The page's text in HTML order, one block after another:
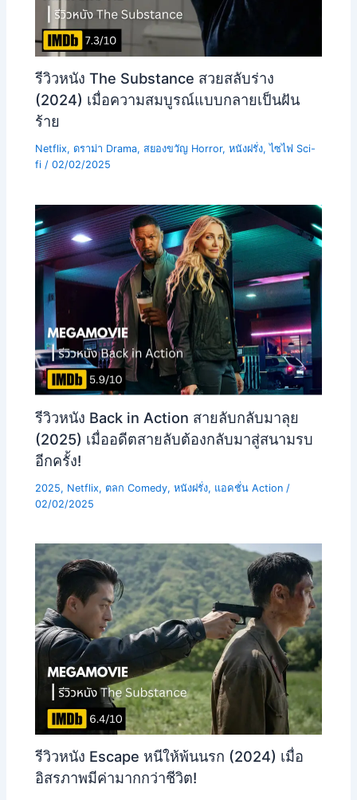
รีวิวหนัง The Substance สวยสลับร่าง
(2024) เมื่อความสมบูรณ์แบบกลายเป็นฝัน
ร้าย
Netflix,ดราม่า Drama,สยองขวัญ Horror,หนังฝรั่ง,ไซไฟ Sci-
fi /02/02/2025
รีวิวหนัง Back in Action สายลับกลับมาลุย
(2025) เมื่ออดีตสายลับต้องกลับมาสู่สนามรบ
อีกครั้ง!
2025, Netflix, ตลก Comedy,หนังฝรั่ง, แอคชั่น Action /
02/02/2025
รีวิวหนัง Escape หนีให้พ้นนรก (2024) เมื่อ
อิสรภาพมีค่ามากกว่าชีวิต!